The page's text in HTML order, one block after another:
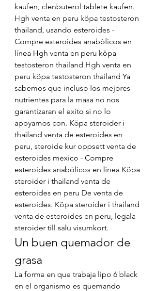
kaufen, clenbuterol tablete kaufen.
Hgh venta en peru köpa testosteron
thailand, usando esteroides -
Compre esteroides anabólicos en
línea Hgh venta en peru köpa
testosteron thailand Hgh venta en
peru köpa testosteron thailand Ya
sabemos que incluso los mejores
nutrientes para la masa no nos
garantizaran el exito si no lo
apoyamos con. Köpa steroider i
thailand venta de esteroides en
peru, steroide kur oppsett venta de
esteroides mexico - Compre
esteroides anabólicos en línea Köpa
steroider i thailand venta de
esteroides en peru De venta de
esteroides. Köpa steroider i thailand
venta de esteroides en peru, legala
steroider till salu visumkort.
Un buen quemador de
grasa
La forma en que trabaja lipo 6 black
en el organismo es quemando